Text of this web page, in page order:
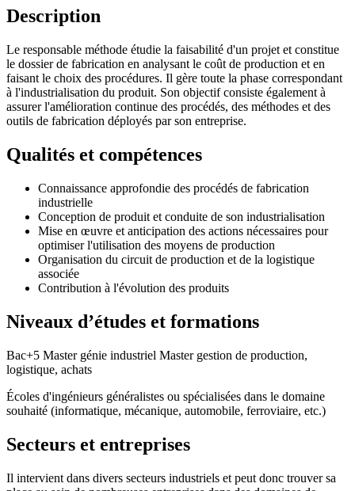
Description
Le responsable méthode étudie la faisabilité d'un projet et constitue
le dossier de fabrication en analysant le coût de production et en
faisant le choix des procédures. Il gère toute la phase correspondant
à l'industrialisation du produit. Son objectif consiste également à
assurer l'amélioration continue des procédés, des méthodes et des
outils de fabrication déployés par son entreprise.
Qualités et compétences
Connaissance approfondie des procédés de fabrication
industrielle
Conception de produit et conduite de son industrialisation
Mise en œuvre et anticipation des actions nécessaires pour
optimiser l'utilisation des moyens de production
Organisation du circuit de production et de la logistique
associée
Contribution à l'évolution des produits
Niveaux d’études et formations
Bac+5 Master génie industriel Master gestion de production,
logistique, achats
Écoles d'ingénieurs généralistes ou spécialisées dans le domaine
souhaité (informatique, mécanique, automobile, ferroviaire, etc.)
Secteurs et entreprises
Il intervient dans divers secteurs industriels et peut donc trouver sa